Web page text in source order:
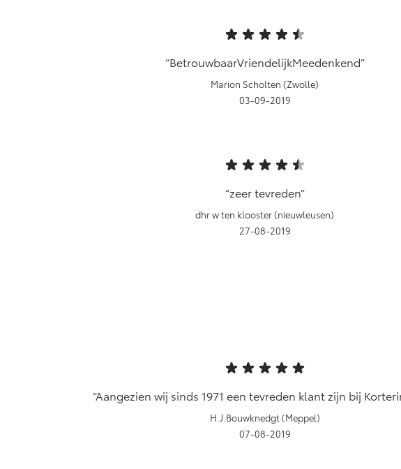
BetrouwbaarVriendelijkMeedenkend
Marion Scholten (Zwolle)
03-09-2019
zeer tevreden
dhr w ten klooster (nieuwleusen)
27-08-2019
Aangezien wij sinds 1971 een tevreden klant zijn bij
H.J.Bouwknedgt (Meppel)
07-08-2019